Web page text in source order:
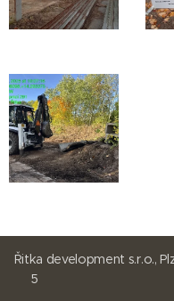
Řitka development s.r.o.,